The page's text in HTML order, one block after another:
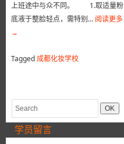
上班途中与众不同。 1.取适量粉
底液于整脸轻点，需特别... 阅读更多
→
Tagged成都化妆学校
学员留言